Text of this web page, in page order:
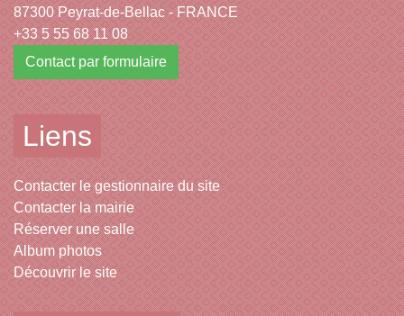
87300 Peyrat-de-Bellac - FRANCE
+33 5 55 68 11 08
Contact par formulaire
Liens
Contacter le gestionnaire du site
Contacter la mairie
Réserver une salle
Album photos
Découvrir le site